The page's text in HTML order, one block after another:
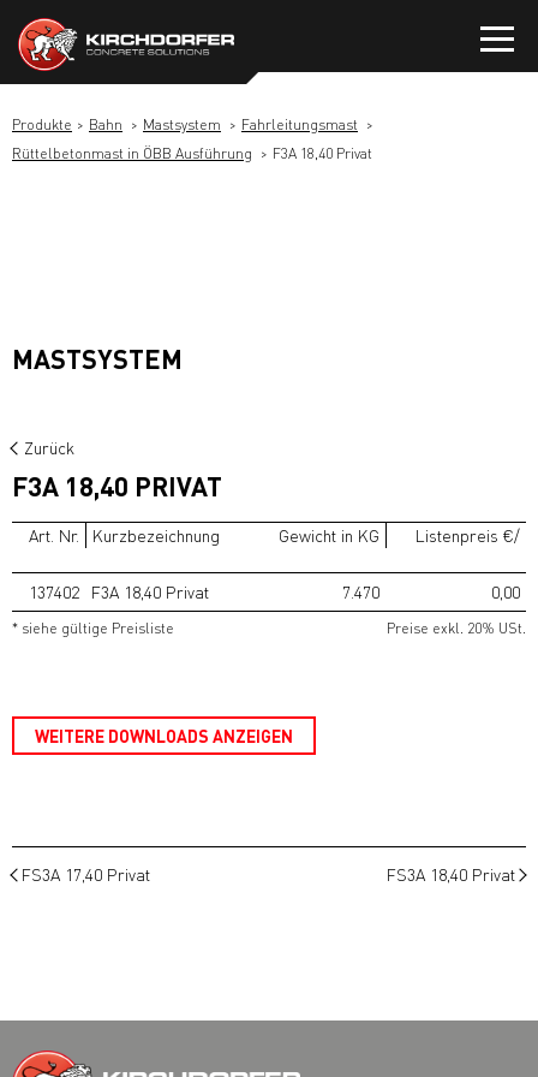
Inhalt
springen
Produkte Bahn Mastsystem
Fahrleitungsmast
Rüttelbetonmast in ÖBB Ausführung
F3A 18,40 Privat
MASTSYSTEM
Zurück
F3A 18,40 PRIVAT
Art. Nr. Kurzbezeichnung Gewicht in KG Listenpreis €/
137402 F3A 18,40 Privat 7.470 0,00
* siehe gültige Preisliste Preise exkl. 20% USt.
WEITERE DOWNLOADS ANZEIGEN
FS3A 17,40 Privat FS3A 18,40 Privat